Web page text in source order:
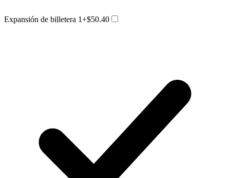
Expansión de billetera 1+$50.40